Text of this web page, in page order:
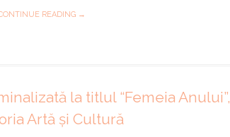
READING →
la titlul “Femeia Anului”,
Artă și Cultură